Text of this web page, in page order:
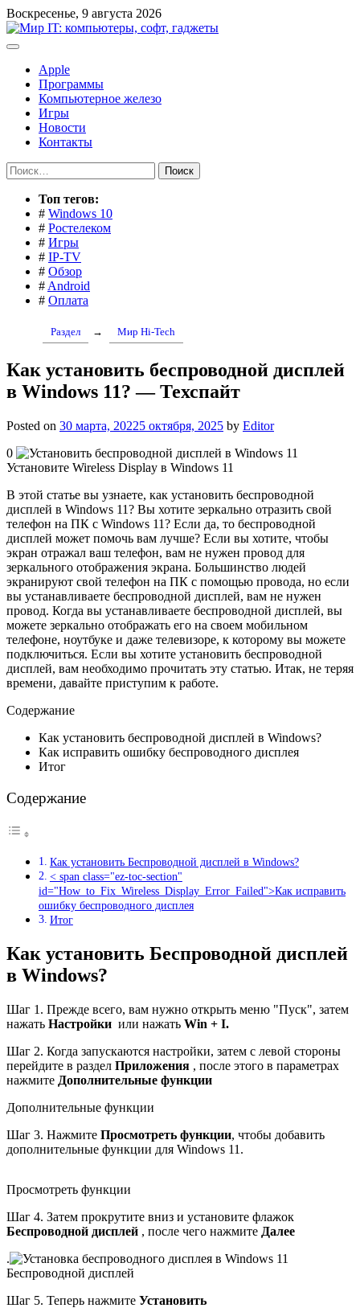
Перейти
к
содержимому
Воскресенье, 9 августа 2026
Apple
Программы
Компьютерное железо
Игры
Новости
Контакты
Найти:
Toп тегов:
# Windows 10
# Ростелеком
# Игры
# IP-TV
# Обзор
# Android
# Оплата
Раздел → Мир Hi-Tech
Как установить беспроводной дисплей
в Windows 11? — Техспайт
Posted on 30 марта, 20225 октября, 2025 by Editor
0
Установите Wireless Display в Windows 11
В этой статье вы узнаете, как установить беспроводной
дисплей в Windows 11? Вы хотите зеркально отразить свой
телефон на ПК с Windows 11? Если да, то беспроводной
дисплей может помочь вам лучше? Если вы хотите, чтобы
экран отражал ваш телефон, вам не нужен провод для
зеркального отображения экрана. Большинство людей
экранируют свой телефон на ПК с помощью провода, но если
вы устанавливаете беспроводной дисплей, вам не нужен
провод. Когда вы устанавливаете беспроводной дисплей, вы
можете зеркально отображать его на своем мобильном
телефоне, ноутбуке и даже телевизоре, к которому вы можете
подключиться. Если вы хотите установить беспроводной
дисплей, вам необходимо прочитать эту статью. Итак, не теряя
времени, давайте приступим к работе.
Содержание
Как установить беспроводной дисплей в Windows?
Как исправить ошибку беспроводного дисплея
Итог
Содержание
Как установить Беспроводной дисплей в Windows?
< span class="ez-toc-section"
id="How_to_Fix_Wireless_Display_Error_Failed">Как исправить
ошибку беспроводного дисплея
Итог
Как установить Беспроводной дисплей
в Windows?
Шаг 1. Прежде всего, вам нужно открыть меню "Пуск", затем
нажать Настройки или нажать Win + I.
Шаг 2. Когда запускаются настройки, затем с левой стороны
перейдите в раздел Приложения , после этого в параметрах
нажмите Дополнительные функции
Дополнительные функции
Шаг 3. Нажмите Просмотреть функции, чтобы добавить
дополнительные функции для Windows 11.
Просмотреть функции
Шаг 4. Затем прокрутите вниз и установите флажок
Беспроводной дисплей , после чего нажмите Далее
.
Беспроводной дисплей
Шаг 5. Теперь нажмите Установить